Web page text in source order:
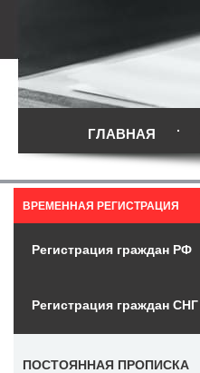
ГЛАВНАЯ
ВРЕМЕННАЯ РЕГИСТРАЦИЯ
Регистрация граждан РФ
Регистрация граждан СНГ
ПОСТОЯННАЯ ПРОПИСКА